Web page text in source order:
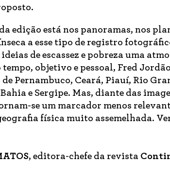
edição está nos panoramas, nos
a esse tipo de registro
de escassez e pobreza uma
tempo, objetivo e pessoal, Fred
Pernambuco, Ceará, Piauí, Rio
e Sergipe. Mas, diante das
se um marcador menos
física muito assemelhada.
, editora-chefe da revista